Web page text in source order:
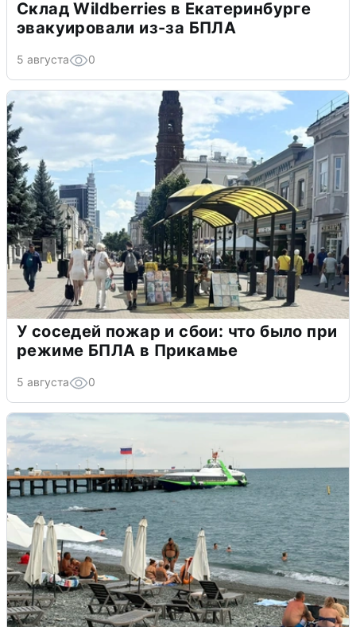
Склад Wildberries в Екатеринбурге
эвакуировали из-за БПЛА
5 августа 0
У соседей пожар и сбои: что было при
режиме БПЛА в Прикамье
5 августа 0